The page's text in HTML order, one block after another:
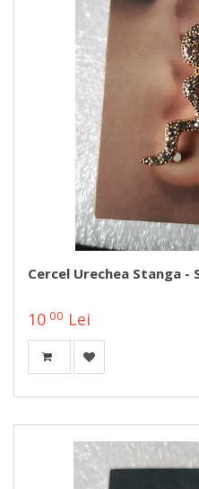
Cercel Urechea Stanga -
10 00 Lei